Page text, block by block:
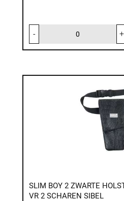
- +
SLIM BOY 2 ZWARTE
VR 2 SCHAREN SIBEL